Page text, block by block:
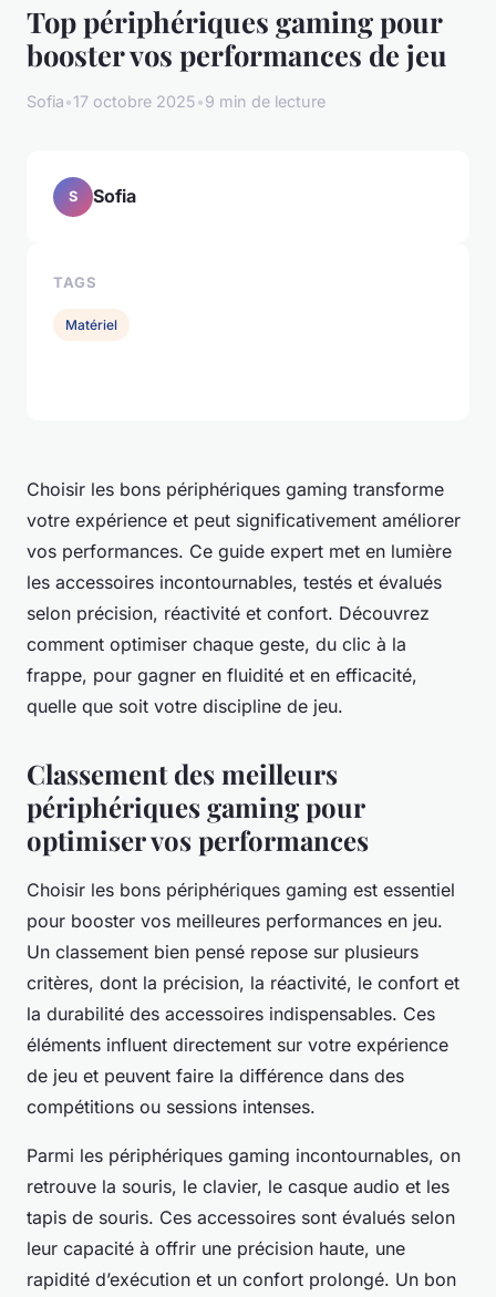
Top périphériques gaming pour
booster vos performances de jeu
Sofia•17 octobre 2025•9 min de lecture
Choisir les bons périphériques gaming transforme
votre expérience et peut significativement améliorer
vos performances. Ce guide expert met en lumière
les accessoires incontournables, testés et évalués
selon précision, réactivité et confort. Découvrez
comment optimiser chaque geste, du clic à la
frappe, pour gagner en fluidité et en efficacité,
quelle que soit votre discipline de jeu.
Classement des meilleurs
périphériques gaming pour
optimiser vos performances
Choisir les bons périphériques gaming est essentiel
pour booster vos meilleures performances en jeu.
Un classement bien pensé repose sur plusieurs
critères, dont la précision, la réactivité, le confort et
la durabilité des accessoires indispensables. Ces
éléments influent directement sur votre expérience
de jeu et peuvent faire la différence dans des
compétitions ou sessions intenses.
Parmi les périphériques gaming incontournables, on
retrouve la souris, le clavier, le casque audio et les
tapis de souris. Ces accessoires sont évalués selon
leur capacité à offrir une précision haute, une
rapidité d’exécution et un confort prolongé. Un bon
S Sofia
TAGS
Matériel